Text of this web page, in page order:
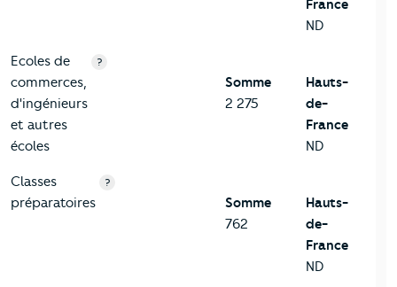
France
ND
Ecoles de
commerces,
d'ingénieurs
et autres
écoles
?
Somme
2 275
Hauts-
de-
France
ND
Classes
préparatoires
?
Somme
762
Hauts-
de-
France
ND